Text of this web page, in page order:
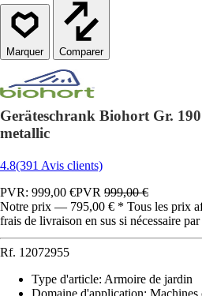
Comparer
Geräteschrank Biohort Gr.
metallic
4.8(391 Avis clients)
PVR: 999,00 €PVR 999,00 €
Notre prix — 795,00 € * Tous les prix
frais de livraison en sus si nécessaire par
Rf. 12072955
Type d'article: Armoire de jardin
Domaine d'application: Machines